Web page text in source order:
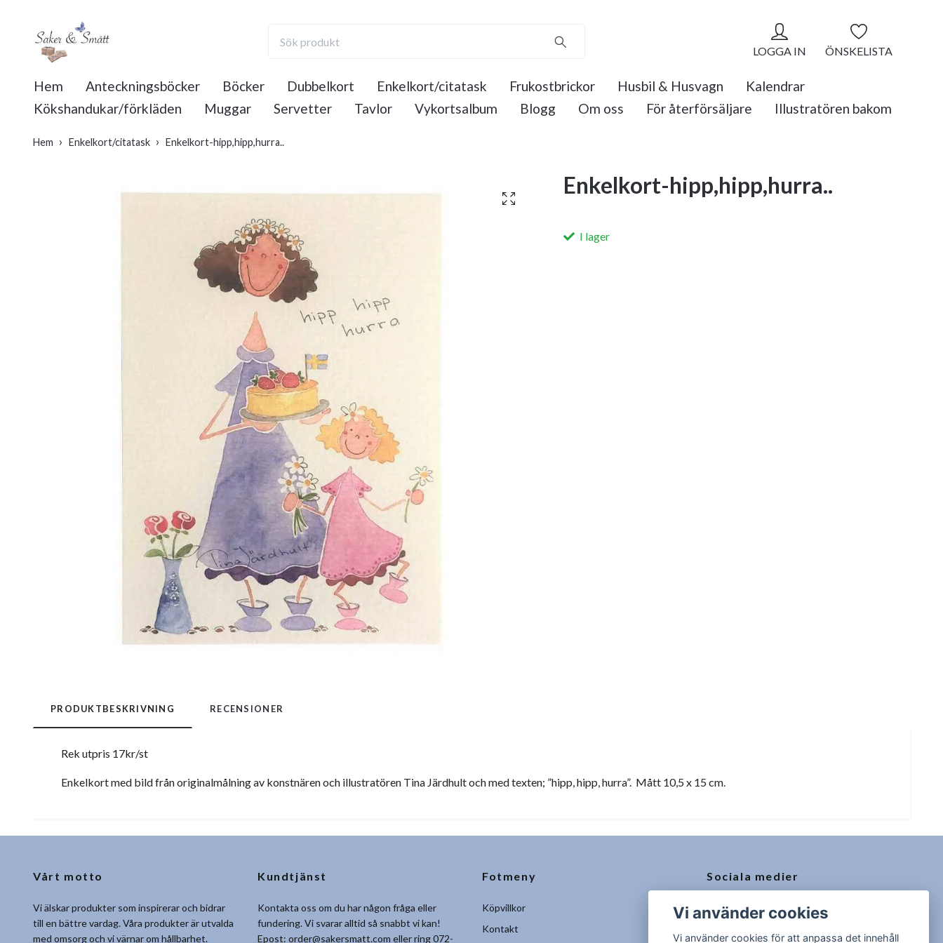
LOGGA IN ÖNSKELISTA
Hem Anteckningsböcker Böcker Dubbelkort Enkelkort/citatask Frukostbrickor Husbil & Husvagn
Kalendrar
Kökshandukar/förkläden
Muggar Servetter Tavlor Vykortsalbum Blogg Om oss För återförsäljare Illustratören bakom
Hem Enkelkort/citatask Enkelkort-hipp,hipp,hurra..
Enkelkort-hipp,hipp,hurra..
I lager
PRODUKTBESKRIVNING RECENSIONER
Rek utpris 17kr/st
Enkelkort med bild från originalmålning av konstnären och illustratören Tina Järdhult och med texten; ”hipp, hipp, hurra”. Mått 10,5 x 15 cm.
Vårt motto
Vi älskar produkter som inspirerar och bidrar
till en bättre vardag. Våra produkter är utvalda
med omsorg och vi värnar om hållbarhet.
Kundtjänst
Kontakta oss om du har någon fråga eller
fundering. Vi svarar alltid så snabbt vi kan!
Epost: order@sakersmatt.com eller ring 072-
Fotmeny
Köpvillkor
Kontakt
Sociala medier
Facebook
Vi använder cookies
Vi använder cookies för att anpassa det innehåll